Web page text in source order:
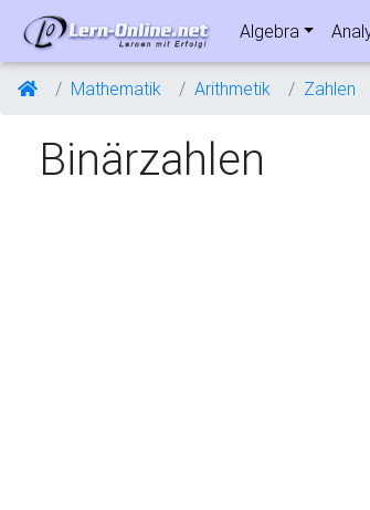
Algebra
Mathematik Arithmetik Zahlen
Binärzahlen